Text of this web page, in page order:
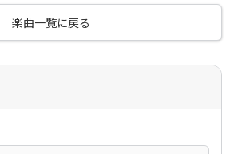
楽曲一覧に戻る